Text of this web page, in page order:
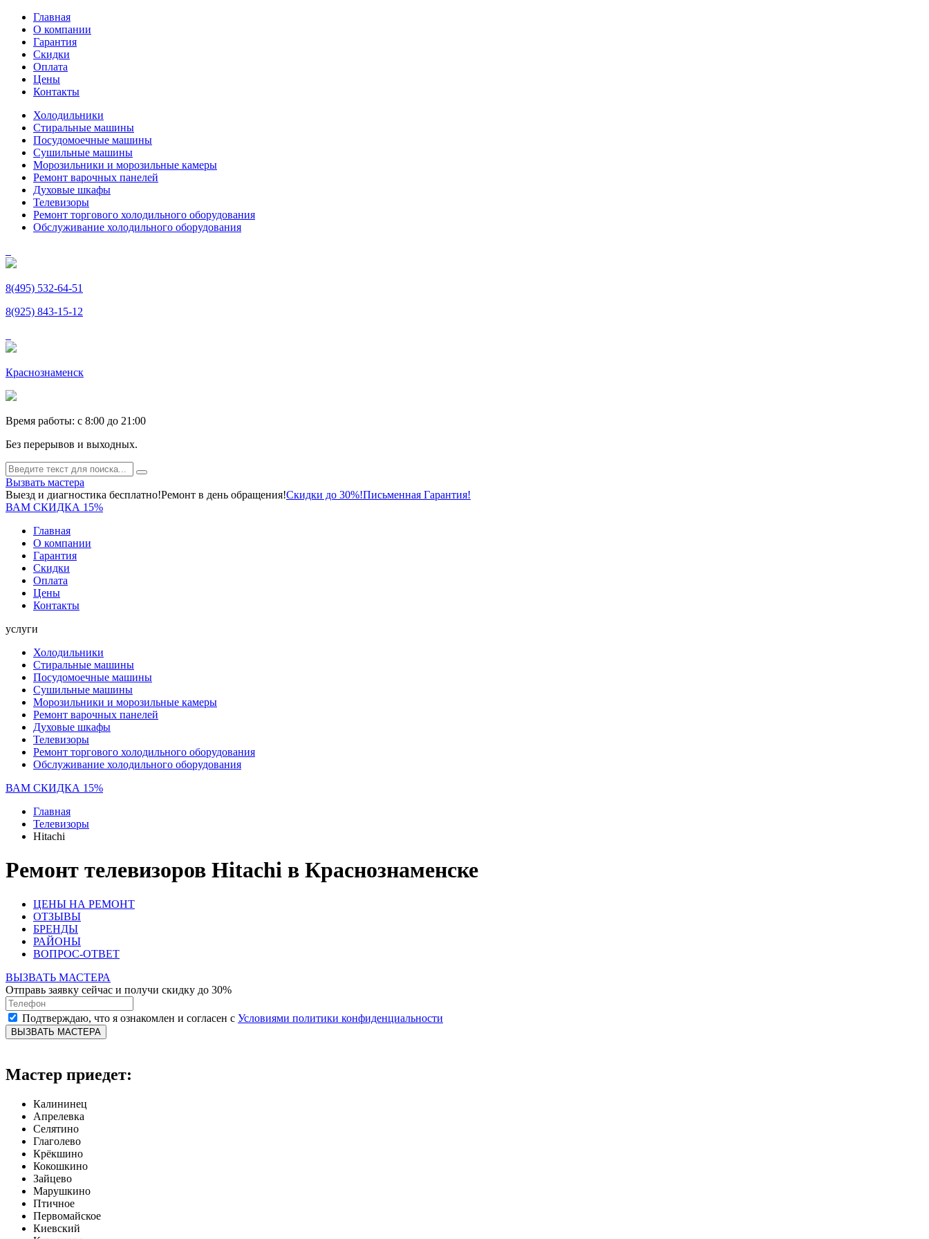
Главная
О компании
Гарантия
Скидки
Оплата
Цены
Контакты
Холодильники
Стиральные машины
Посудомоечные машины
Сушильные машины
Морозильники и морозильные камеры
Ремонт варочных панелей
Духовые шкафы
Телевизоры
Ремонт торгового холодильного оборудования
Обслуживание холодильного оборудования
8(495) 532-64-51
8(925) 843-15-12
Краснознаменск
Время работы: c 8:00 до 21:00
Без перерывов и выходных.
Вызвать мастера
Выезд и диагностика бесплатно!Ремонт в день обращения!Скидки до 30%!Письменная Гарантия!
ВАМ СКИДКА 15%
Главная
О компании
Гарантия
Скидки
Оплата
Цены
Контакты
услуги
Холодильники
Стиральные машины
Посудомоечные машины
Сушильные машины
Морозильники и морозильные камеры
Ремонт варочных панелей
Духовые шкафы
Телевизоры
Ремонт торгового холодильного оборудования
Обслуживание холодильного оборудования
ВАМ СКИДКА 15%
Главная
Телевизоры
Hitachi
Ремонт телевизоров Hitachi в Краснознаменске
ЦЕНЫ НА РЕМОНТ
ОТЗЫВЫ
БРЕНДЫ
РАЙОНЫ
ВОПРОС-ОТВЕТ
ВЫЗВАТЬ МАСТЕРА
Отправь заявку сейчас и получи скидку до 30%
Подтверждаю, что я ознакомлен и согласен с Условиями политики конфиденциальности
ВЫЗВАТЬ МАСТЕРА
Мастер приедет:
Калининец
Апрелевка
Селятино
Глаголево
Крёкшино
Кокошкино
Зайцево
Марушкино
Птичное
Первомайское
Киевский